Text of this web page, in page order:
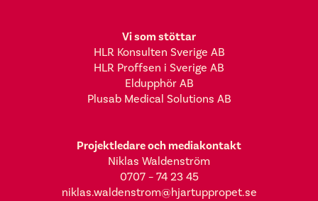
Vi som stöttar
HLR Konsulten Sverige AB
HLR Proffsen i Sverige AB
Eldupphör AB
Plusab Medical Solutions AB
Projektledare och mediakontakt
Niklas Waldenström
0707 – 74 23 45
niklas.waldenstrom@hjartuppropet.se